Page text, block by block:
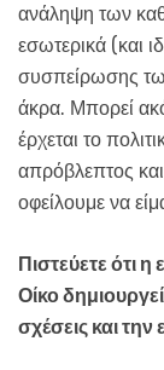
ανάληψη των
εσωτερικά (και
συσπείρωσης
άκρα. Μπορεί
έρχεται το
απρόβλεπτος
οφείλουμε να
Πιστεύετε ότι
Οίκο
σχέσεις και